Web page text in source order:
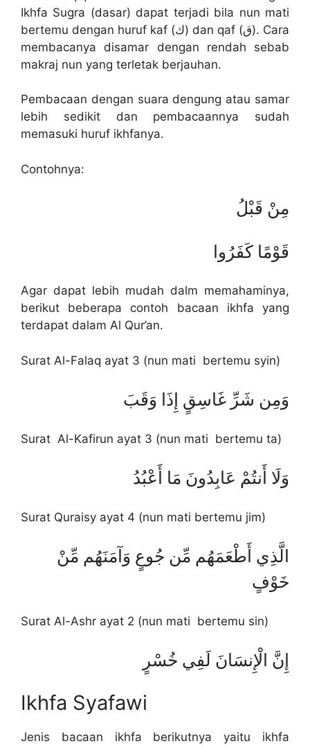
Ikhfa Sugra (dasar) dapat terjadi bila nun mati
bertemu dengan huruf kaf (ك) dan qaf (ق). Cara
membacanya disamar dengan rendah sebab
makraj nun yang terletak berjauhan.
Pembacaan dengan suara dengung atau samar
lebih sedikit dan pembacaannya sudah
memasuki huruf ikhfanya.
Contohnya:
مِنْ قَبْلُ
قَوْمًا كَفَرُوا
Agar dapat lebih mudah dalm memahaminya,
berikut beberapa contoh bacaan ikhfa yang
terdapat dalam Al Qur’an.
Surat Al-Falaq ayat 3 (nun mati bertemu syin)
وَمِن شَرِّ غَاسِقٍ إِذَا وَقَبَ
Surat Al-Kafirun ayat 3 (nun mati bertemu ta)
وَلَا أَنتُمْ عَابِدُونَ مَا أَعْبُدُ
Surat Quraisy ayat 4 (nun mati bertemu jim)
الَّذِي أَطْعَمَهُم مِّن جُوعٍ وَآمَنَهُم مِّنْ
خَوْفٍ
Surat Al-Ashr ayat 2 (nun mati bertemu sin)
إِنَّ الْإِنسَانَ لَفِي خُسْرٍ
Ikhfa Syafawi
Jenis bacaan ikhfa berikutnya yaitu ikhfa